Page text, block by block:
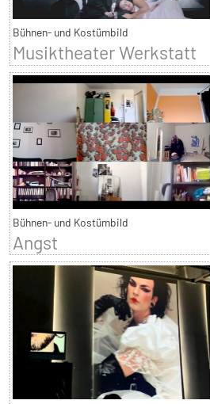
Bühnen- und Kostümbild
Musiktheater Werkstatt
Bühnen- und Kostümbild
Angst